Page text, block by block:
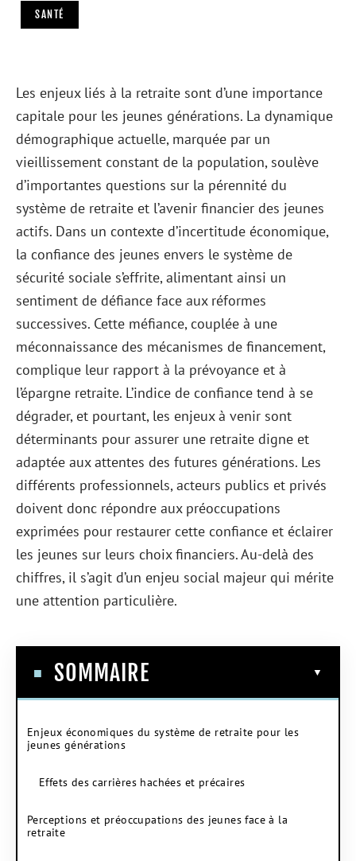
SANTÉ
Les enjeux liés à la retraite sont d’une importance
capitale pour les jeunes générations. La dynamique
démographique actuelle, marquée par un
vieillissement constant de la population, soulève
d’importantes questions sur la pérennité du
système de retraite et l’avenir financier des jeunes
actifs. Dans un contexte d’incertitude économique,
la confiance des jeunes envers le système de
sécurité sociale s’effrite, alimentant ainsi un
sentiment de défiance face aux réformes
successives. Cette méfiance, couplée à une
méconnaissance des mécanismes de financement,
complique leur rapport à la prévoyance et à
l’épargne retraite. L’indice de confiance tend à se
dégrader, et pourtant, les enjeux à venir sont
déterminants pour assurer une retraite digne et
adaptée aux attentes des futures générations. Les
différents professionnels, acteurs publics et privés
doivent donc répondre aux préoccupations
exprimées pour restaurer cette confiance et éclairer
les jeunes sur leurs choix financiers. Au-delà des
chiffres, il s’agit d’un enjeu social majeur qui mérite
une attention particulière.
SOMMAIRE
Enjeux économiques du système de retraite pour les
jeunes générations
Effets des carrières hachées et précaires
Perceptions et préoccupations des jeunes face à la
retraite